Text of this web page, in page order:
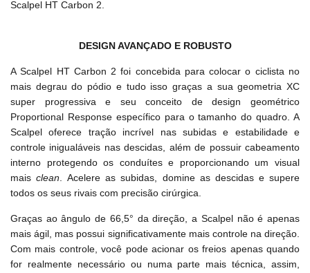
Scalpel HT Carbon 2.
DESIGN AVANÇADO E ROBUSTO
A Scalpel HT Carbon 2 foi concebida para colocar o ciclista no
mais degrau do pódio e tudo isso graças a sua geometria XC
super progressiva e seu conceito de design geométrico
Proportional Response específico para o tamanho do quadro. A
Scalpel oferece tração incrível nas subidas e estabilidade e
controle inigualáveis nas descidas, além de possuir cabeamento
interno protegendo os conduítes e proporcionando um visual
maisclean . Acelere as subidas, domine as descidas e supere
todos os seus rivais com precisão cirúrgica.
Graças ao ângulo de 66,5° da direção, a Scalpel não é apenas
mais ágil, mas possui significativamente mais controle na direção.
Com mais controle, você pode acionar os freios apenas quando
for realmente necessário ou numa parte mais técnica, assim,